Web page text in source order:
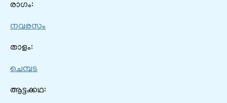
രാഗം:
നവരസം
താളം:
ചെമ്പട
ആട്ടക്കഥ: